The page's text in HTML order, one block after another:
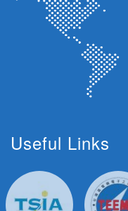
Useful Links